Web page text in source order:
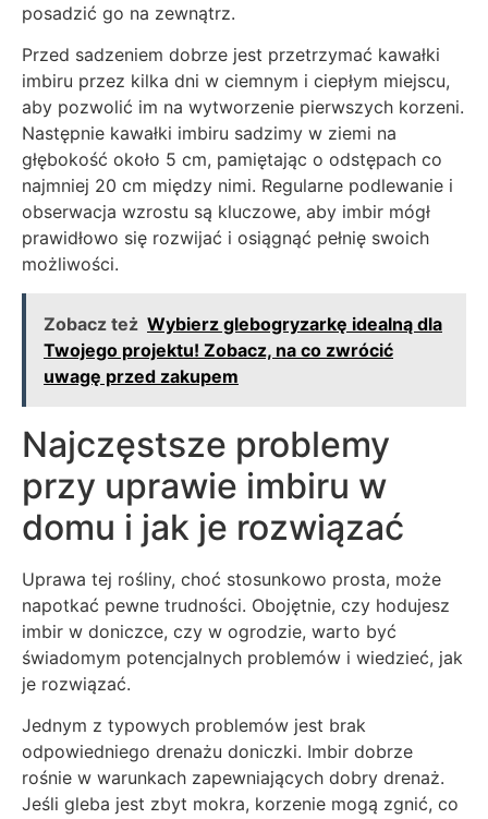
posadzić go na zewnątrz.
Przed sadzeniem dobrze jest przetrzymać kawałki
imbiru przez kilka dni w ciemnym i ciepłym miejscu,
aby pozwolić im na wytworzenie pierwszych korzeni.
Następnie kawałki imbiru sadzimy w ziemi na
głębokość około 5 cm, pamiętając o odstępach co
najmniej 20 cm między nimi. Regularne podlewanie i
obserwacja wzrostu są kluczowe, aby imbir mógł
prawidłowo się rozwijać i osiągnąć pełnię swoich
możliwości.
Zobacz też Wybierz glebogryzarkę idealną dla
Twojego projektu! Zobacz, na co zwrócić
uwagę przed zakupem
Najczęstsze problemy
przy uprawie imbiru w
domu i jak je rozwiązać
Uprawa tej rośliny, choć stosunkowo prosta, może
napotkać pewne trudności. Obojętnie, czy hodujesz
imbir w doniczce, czy w ogrodzie, warto być
świadomym potencjalnych problemów i wiedzieć, jak
je rozwiązać.
Jednym z typowych problemów jest brak
odpowiedniego drenażu doniczki. Imbir dobrze
rośnie w warunkach zapewniających dobry drenaż.
Jeśli gleba jest zbyt mokra, korzenie mogą zgnić, co